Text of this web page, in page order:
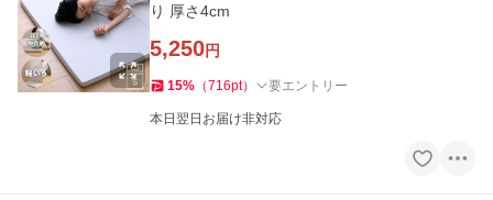
り 厚さ4cm
5,250円
15% （716pt） 要エントリー
本日翌日お届け非対応